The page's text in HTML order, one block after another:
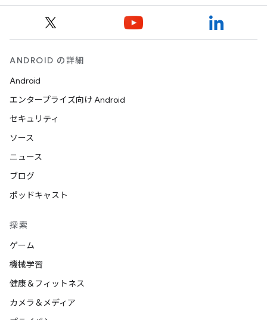
ANDROID の詳細
Android
エンタープライズ向け Android
セキュリティ
ソース
ニュース
ブログ
ポッドキャスト
探索
ゲーム
機械学習
健康＆フィットネス
カメラ＆メディア